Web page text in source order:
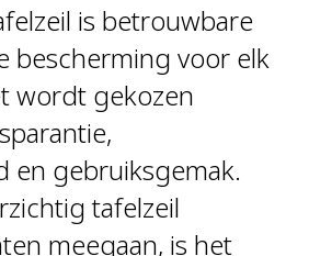
is betrouwbare
bescherming voor elk
wordt gekozen
en gebruiksgemak.
tafelzeil
meegaan, is het